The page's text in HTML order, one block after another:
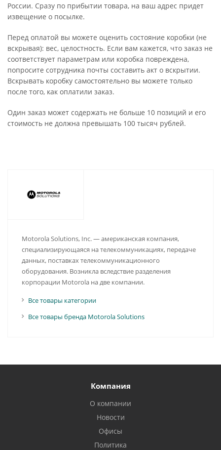
России. Сразу по прибытии товара, на ваш адрес придет
извещение о посылке.
Перед оплатой вы можете оценить состояние коробки (не
вскрывая): вес, целостность. Если вам кажется, что заказ не
соответствует параметрам или коробка повреждена,
попросите сотрудника почты составить акт о вскрытии.
Вскрывать коробку самостоятельно вы можете только
после того, как оплатили заказ.
Один заказ может содержать не больше 10 позиций и его
стоимость не должна превышать 100 тысяч рублей.
Motorola Solutions, Inc. — американская компания,
специализирующаяся на телекоммуникациях, передаче
данных, поставках телекоммуникационного
оборудования. Возникла вследствие разделения
корпорации Motorola на две компании.
Все товары категории
Все товары бренда Motorola Solutions
Компания
О компании
Новости
Офисы
Политика